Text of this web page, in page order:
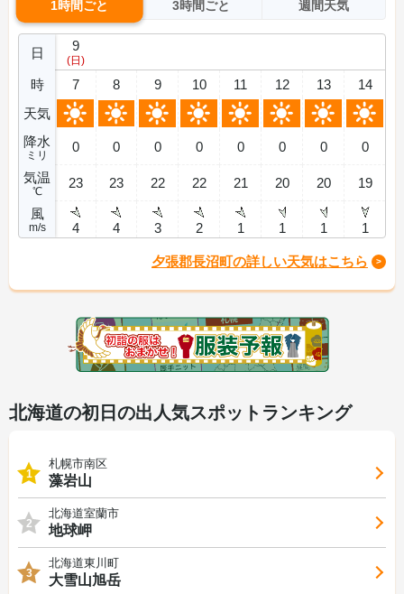
1時間ごと 3時間ごと 週間天気
日
時
天気
降水
ミリ
気温
℃
風
m/s
9
(日)
7
0
23
4
8
0
23
4
9
0
22
3
10
0
22
2
11
0
21
1
12
0
20
1
13
0
20
1
14
0
19
1
夕張郡長沼町の詳しい天気はこちら
北海道の初日の出人気スポットランキング
1
札幌市南区
藻岩山
2
北海道室蘭市
地球岬
3
北海道東川町
大雪山旭岳